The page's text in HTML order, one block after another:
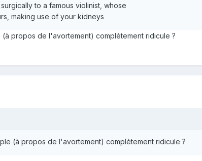
to a famous violinist, whose
making use of your kidneys
propos de l'avortement) complètement ridicule ?
(à propos de l'avortement) complètement ridicule ?